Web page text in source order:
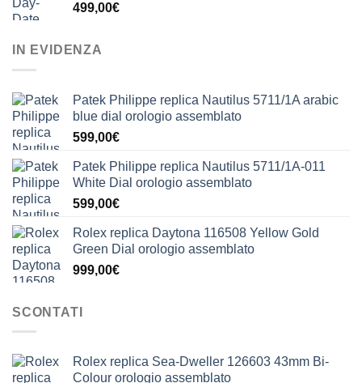
499,00€
IN EVIDENZA
Patek Philippe replica Nautilus 5711/1A arabic
blue dial orologio assemblato
599,00€
Patek Philippe replica Nautilus 5711/1A-011
White Dial orologio assemblato
599,00€
Rolex replica Daytona 116508 Yellow Gold
Green Dial orologio assemblato
999,00€
SCONTATI
Rolex replica Sea-Dweller 126603 43mm Bi-
Colour orologio assemblato